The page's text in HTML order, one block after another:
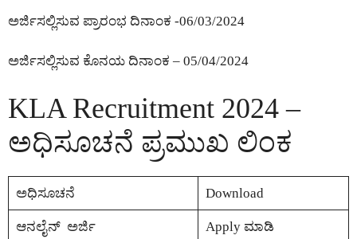
ಅರ್ಜಿಸಲ್ಲಿಸುವ ಪ್ರಾರಂಭ ದಿನಾಂಕ -06/03/2024
ಅರ್ಜಿಸಲ್ಲಿಸುವ ಕೊನಯ ದಿನಾಂಕ – 05/04/2024
KLA Recruitment 2024 –
ಅಧಿಸೂಚನೆ ಪ್ರಮುಖ ಲಿಂಕ
ಅಧಿಸೂಚನೆ Download
ಆನಲೈನ್ ಅರ್ಜಿ Apply ಮಾಡಿ